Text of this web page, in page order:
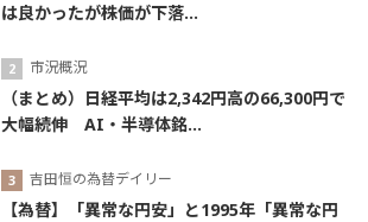
は良かったが株価が下落...
市況概況
（まとめ）日経平均は2,342円高の66,300円で
大幅続伸 AI・半導体銘...
吉田恒の為替デイリー
【為替】「異常な円安」と1995年「異常な円